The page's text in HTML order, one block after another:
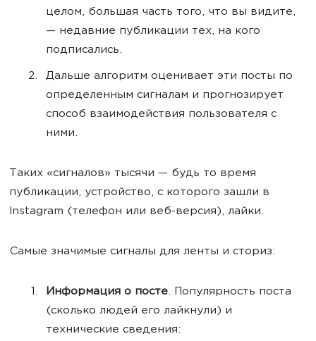
целом, большая часть того, что вы видите,
— недавние публикации тех, на кого
подписались.
Дальше алгоритм оценивает эти посты по
определенным сигналам и прогнозирует
способ взаимодействия пользователя с
ними.
Таких «сигналов» тысячи — будь то время
публикации, устройство, с которого зашли в
Instagram (телефон или веб-версия), лайки.
Самые значимые сигналы для ленты и сториз:
Информация о посте. Популярность поста
(сколько людей его лайкнули) и
технические сведения: